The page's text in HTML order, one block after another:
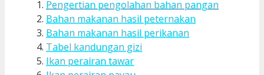
Pengertian pengolahan bahan pangan
Bahan makanan hasil peternakan
Bahan makanan hasil perikanan
Tabel kandungan gizi
Ikan perairan tawar